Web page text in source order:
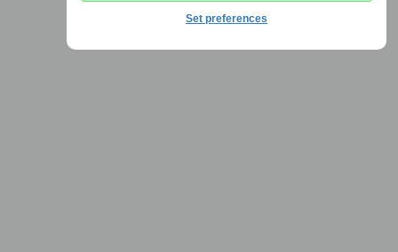
Set preferences